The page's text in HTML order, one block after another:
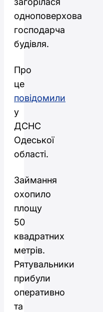
одноповерхова
господарча
будівля.
Про
це
повідомили
у
ДСНС
Одеської
області.
Займання
охопило
площу
50
квадратних
метрів.
Рятувальники
прибули
оперативно
та